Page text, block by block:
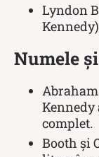
Lyndon
Numele
Kennedy
complet.
Booth și